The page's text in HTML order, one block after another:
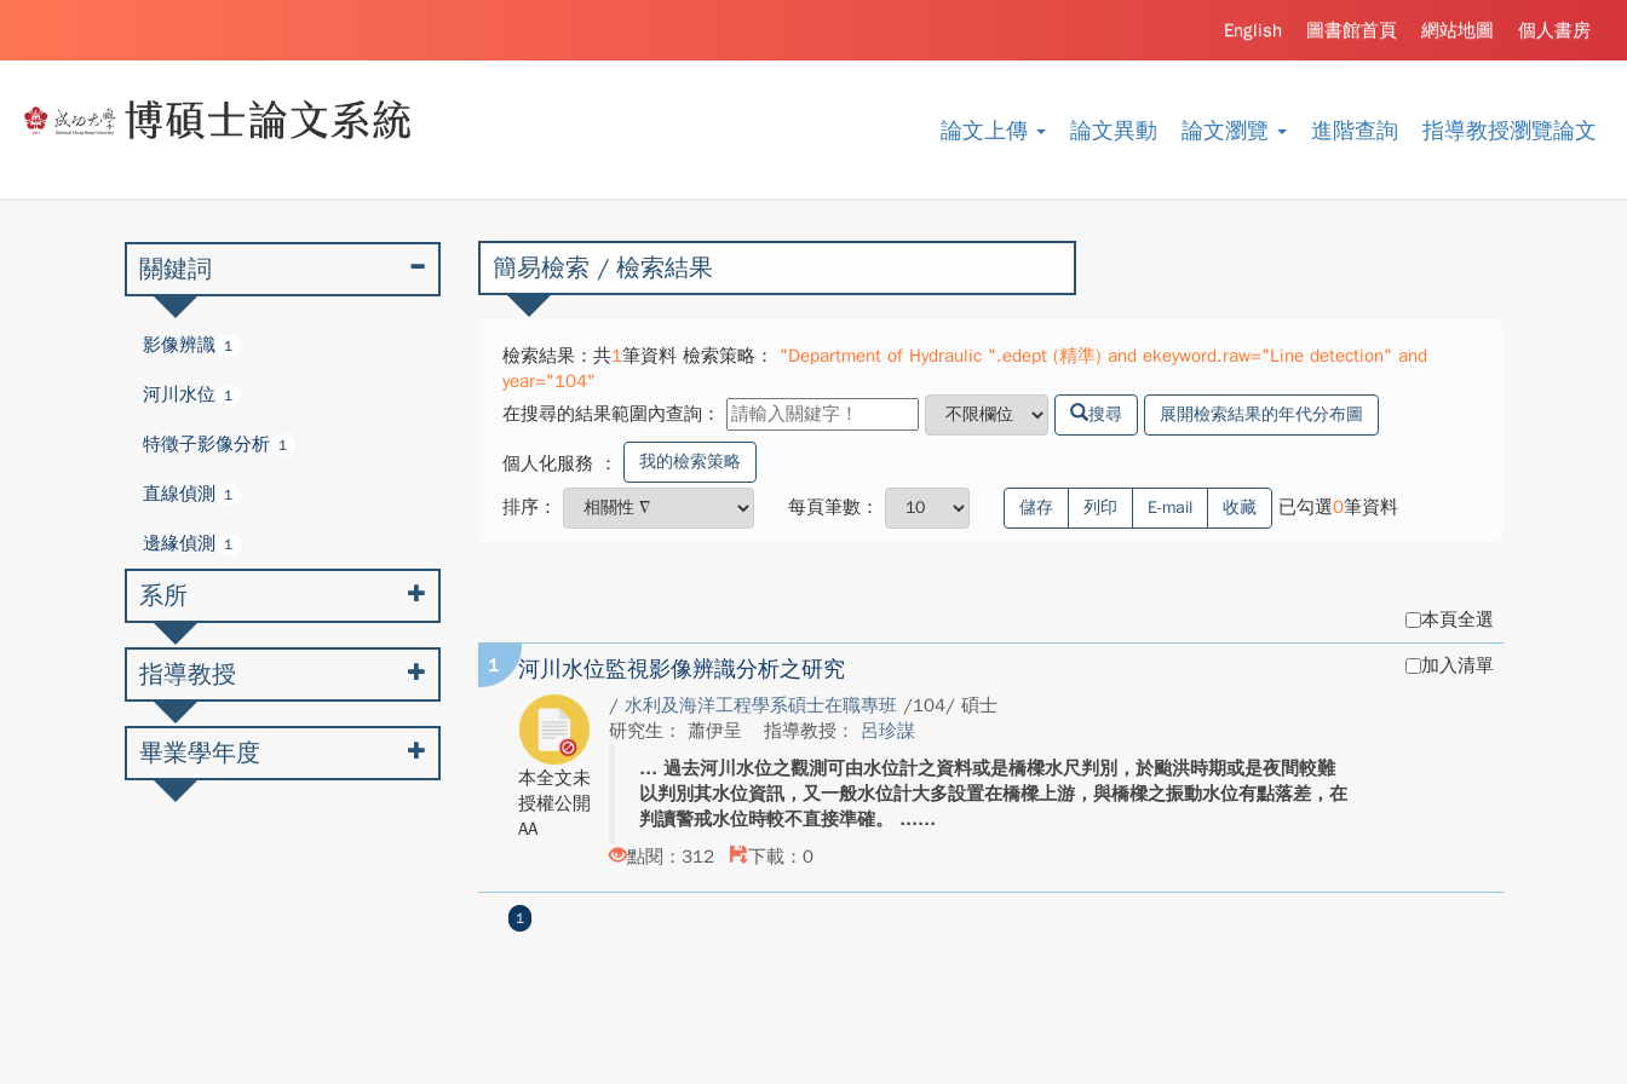
論文上傳 論文異動 論文瀏覽 進階查詢 指導教授瀏覽論文
個人書房
網站地圖
圖書館首頁
English
簡易檢索 / 檢索結果
檢索結果：共1筆資料 檢索策略：
"Department of Hydraulic ".edept (精準) and ekeyword.raw="Line detection" and
year="104"
在搜尋的結果範圍內查詢：
搜尋 展開檢索結果的年代分布圖
個人化服務 ： 我的檢索策略
排序： 每頁筆數： 儲存 列印 E-mail 收藏 已勾選0筆資料
本頁全選
1 河川水位監視影像辨識分析之研究
本全文未
授權公開
AA
/ 水利及海洋工程學系碩士在職專班 /104/ 碩士
研究生： 蕭伊呈
指導教授： 呂珍謀
過去河川水位之觀測可由水位計之資料或是橋樑水尺判別，於颱洪時期或是夜間較難
以判別其水位資訊，又一般水位計大多設置在橋樑上游，與橋樑之振動水位有點落差，在
判讀警戒水位時較不直接準確。 ...
點閱：312
下載：0
加入清單
1
關鍵詞
影像辨識 1
河川水位 1
特徵子影像分析 1
直線偵測 1
邊緣偵測 1
系所
指導教授
畢業學年度